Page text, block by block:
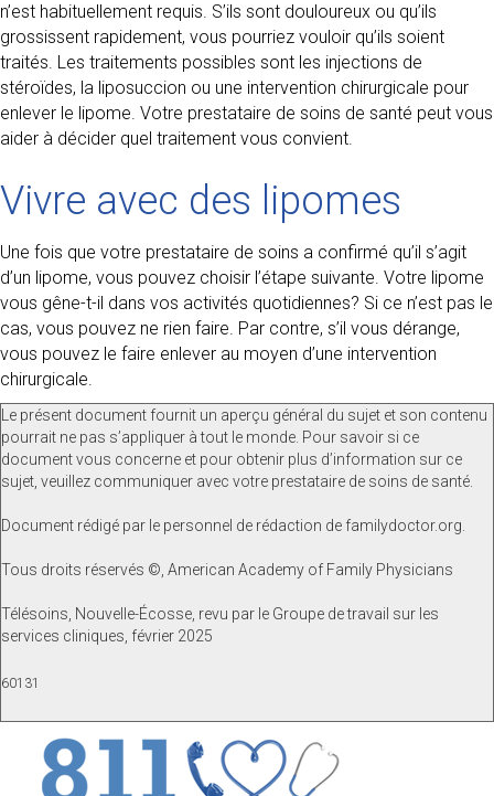
n’est habituellement requis. S’ils sont douloureux ou qu’ils
grossissent rapidement, vous pourriez vouloir qu’ils soient
traités. Les traitements possibles sont les injections de
stéroïdes, la liposuccion ou une intervention chirurgicale pour
enlever le lipome. Votre prestataire de soins de santé peut vous
aider à décider quel traitement vous convient.
Vivre avec des lipomes
Une fois que votre prestataire de soins a confirmé qu’il s’agit
d’un lipome, vous pouvez choisir l’étape suivante. Votre lipome
vous gêne-t-il dans vos activités quotidiennes? Si ce n’est pas le
cas, vous pouvez ne rien faire. Par contre, s’il vous dérange,
vous pouvez le faire enlever au moyen d’une intervention
chirurgicale.
Le présent document fournit un aperçu général du sujet et son contenu
pourrait ne pas s’appliquer à tout le monde. Pour savoir si ce
document vous concerne et pour obtenir plus d’information sur ce
sujet, veuillez communiquer avec votre prestataire de soins de santé.
Document rédigé par le personnel de rédaction de familydoctor.org.
Tous droits réservés ©, American Academy of Family Physicians
Télésoins, Nouvelle-Écosse, revu par le Groupe de travail sur les
services cliniques, février 2025
60131